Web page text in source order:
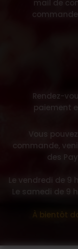
mail de
Rendez-
paiement
Vous
commande,
des
Le vendredi de 9
Le samedi de 9 h
À bientôt